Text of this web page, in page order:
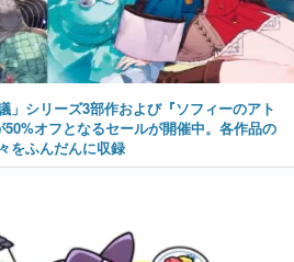
」シリーズ3部作および『ソフィーのアト
オフとなるセールが開催中。各作品の
をふんだんに収録